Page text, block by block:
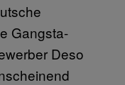
Gangsta-
Deso